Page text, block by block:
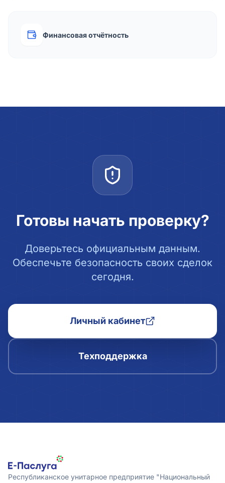
Финансовая отчётность
Готовы начать проверку?
Доверьтесь официальным данным.
Обеспечьте безопасность своих сделок
сегодня.
Личный кабинет
Техподдержка
Республиканское унитарное предприятие "Национальный